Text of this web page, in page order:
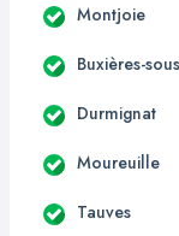
Montjoie
Buxières-
Durmignat
Moureuille
Tauves